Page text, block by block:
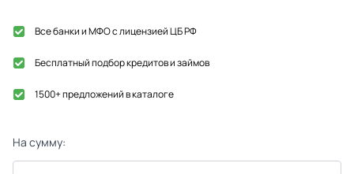
Все банки и МФО с лицензией ЦБ РФ
Бесплатный подбор кредитов и займов
1500+ предложений в каталоге
На сумму: